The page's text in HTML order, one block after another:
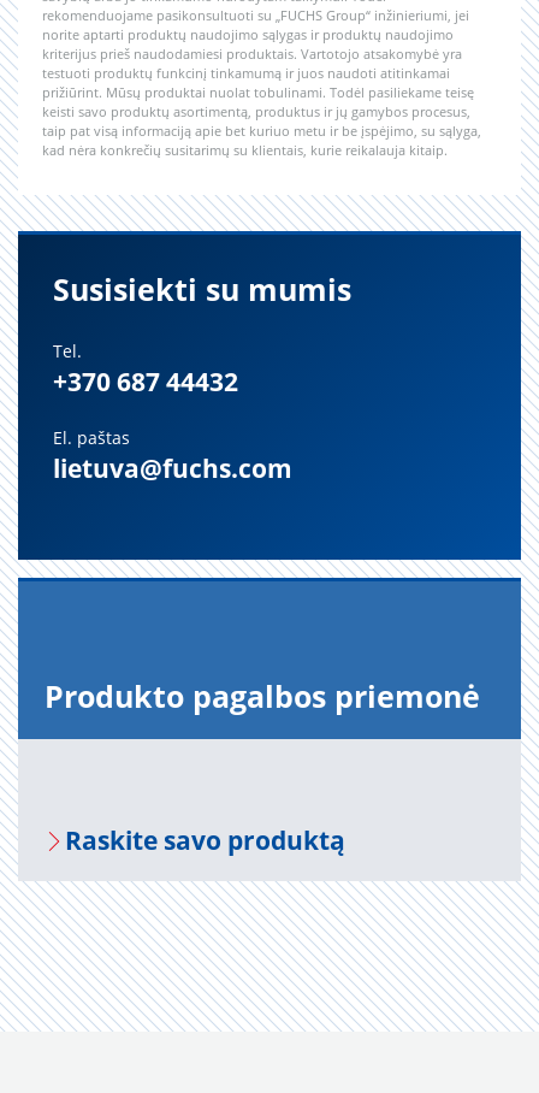
rekomenduojame pasikonsultuoti su „FUCHS Group“ inžinieriumi, jei
norite aptarti produktų naudojimo sąlygas ir produktų naudojimo
kriterijus prieš naudodamiesi produktais. Vartotojo atsakomybė yra
testuoti produktų funkcinį tinkamumą ir juos naudoti atitinkamai
prižiūrint. Mūsų produktai nuolat tobulinami. Todėl pasiliekame teisę
keisti savo produktų asortimentą, produktus ir jų gamybos procesus,
taip pat visą informaciją apie bet kuriuo metu ir be įspėjimo, su sąlyga,
kad nėra konkrečių susitarimų su klientais, kurie reikalauja kitaip.
Susisiekti su mumis
Tel.
+370 687 44432
El. paštas
lietuva@fuchs.com
Pro­duk­to pa­gal­bos prie­mo­nė
Ra­s­ki­te savo pro­duk­tą